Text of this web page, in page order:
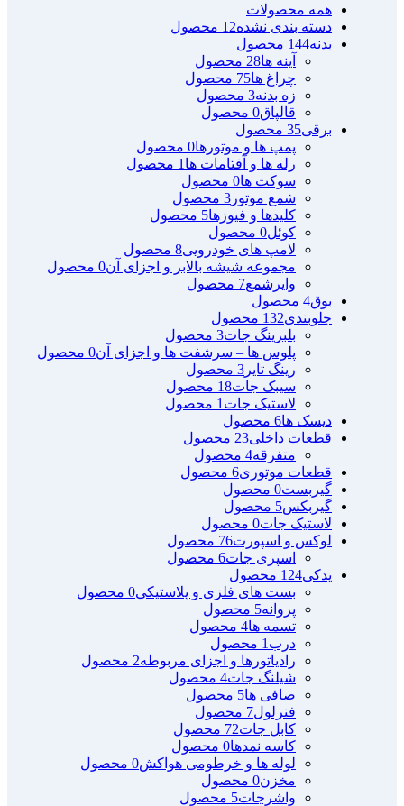
همه محصولات
دسته بندی نشده12 محصول
بدنه144 محصول
آینه ها28 محصول
چراغ ها75 محصول
زه بدنه3 محصول
قالپاق0 محصول
برقی35 محصول
پمپ ها و موتورها0 محصول
رله ها و آفتامات ها 1 محصول
سوکت ها0 محصول
شمع موتور 3 محصول
کلیدها و فیوزها5 محصول
کوئل0 محصول
لامپ های خودرویی8 محصول
مجموعه شیشه بالابر و اجزای آن0 محصول
وایرشمع7 محصول
بوق4 محصول
جلوبندی132 محصول
بلبرینگ جات3 محصول
پلوس ها – سرشفت ها و اجزای آن0 محصول
رینگ تایر 3 محصول
سیبک جات18 محصول
لاستیک جات 1 محصول
دیسک ها6 محصول
قطعات داخلی23 محصول
متفرقه4 محصول
قطعات موتوری6 محصول
گیربست0 محصول
گیربکس5 محصول
لاستیک جات0 محصول
لوکس و اسپورت76 محصول
اسپری جات6 محصول
یدکی124 محصول
بست های فلزی و پلاستیکی0 محصول
پروانه5 محصول
تسمه ها4 محصول
درب 1 محصول
رادیاتورها و اجزای مربوطه2 محصول
شیلنگ جات4 محصول
صافی ها5 محصول
فنرلول7 محصول
کابل جات72 محصول
کاسه نمدها0 محصول
لوله ها و خرطومی هواکش0 محصول
مخزن0 محصول
واشرجات5 محصول